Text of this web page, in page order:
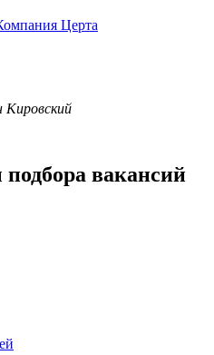
Церта
вакансий